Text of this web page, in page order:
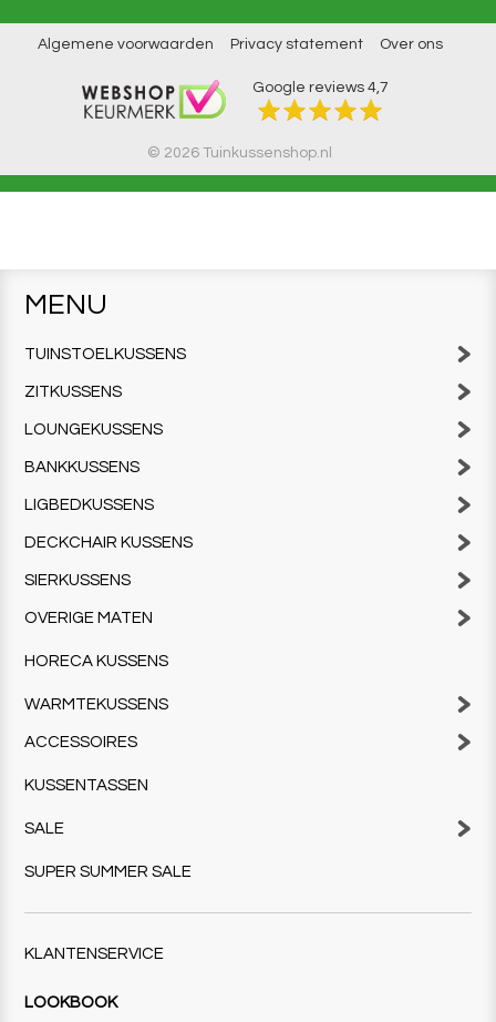
Algemene voorwaarden Privacy statement Over ons
Google reviews 4,7
© 2026 Tuinkussenshop.nl
MENU
TUINSTOELKUSSENS
ZITKUSSENS
LOUNGEKUSSENS
BANKKUSSENS
LIGBEDKUSSENS
DECKCHAIR KUSSENS
SIERKUSSENS
OVERIGE MATEN
HORECA KUSSENS
WARMTEKUSSENS
ACCESSOIRES
KUSSENTASSEN
SALE
SUPER SUMMER SALE
KLANTENSERVICE
LOOKBOOK